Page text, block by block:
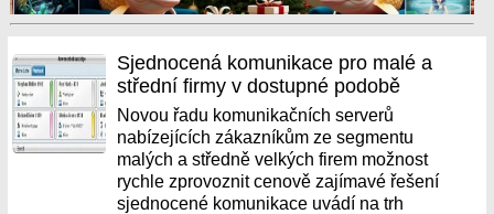
Sjednocená komunikace pro malé a
střední firmy v dostupné podobě
Novou řadu komunikačních serverů
nabízejících zákazníkům ze segmentu
malých a středně velkých firem možnost
rychle zprovoznit cenově zajímavé řešení
sjednocené komunikace uvádí na trh